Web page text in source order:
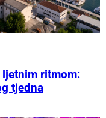
ritmom:
tjedna